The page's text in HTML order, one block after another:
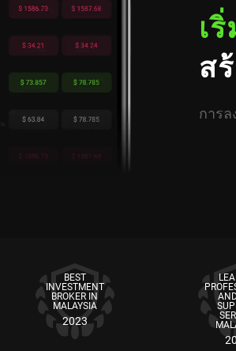
เ
ส
การ
BEST
INVESTMENT
BROKER IN
MALAYSIA
2023